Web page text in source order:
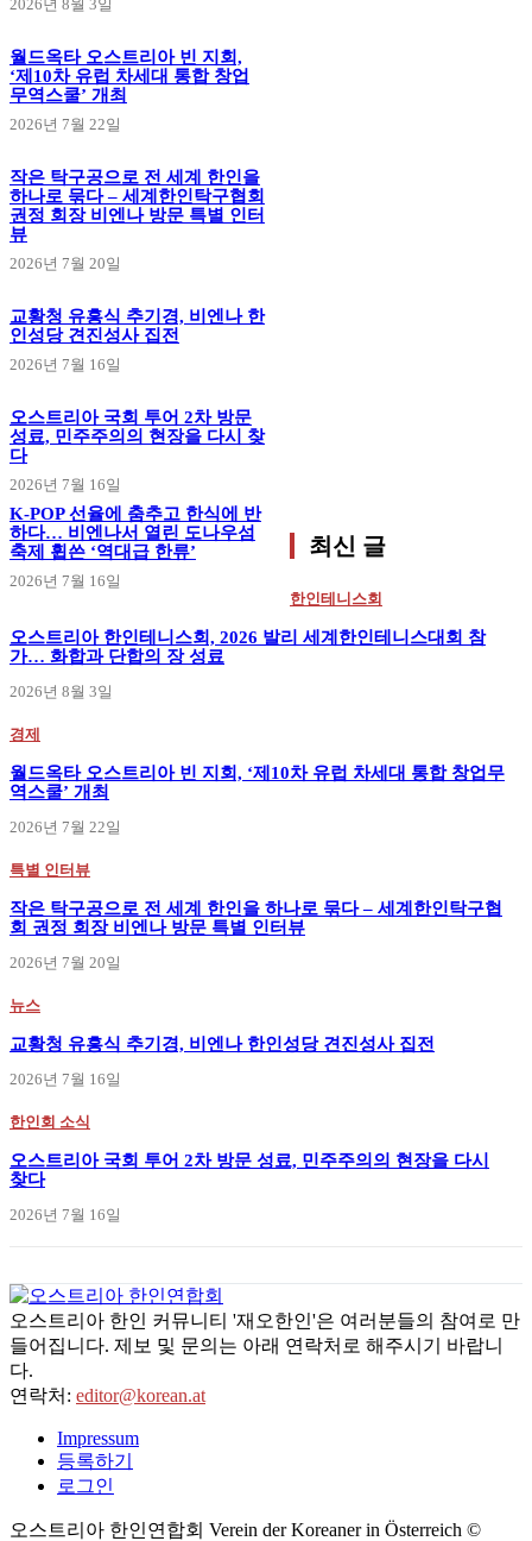
2026년 8월 3일
월드옥타 오스트리아 빈 지회,
‘제10차 유럽 차세대 통합 창업
무역스쿨’ 개최
2026년 7월 22일
작은 탁구공으로 전 세계 한인을
하나로 묶다 – 세계한인탁구협회
권정 회장 비엔나 방문 특별 인터
뷰
2026년 7월 20일
교황청 유흥식 추기경, 비엔나 한
인성당 견진성사 집전
2026년 7월 16일
오스트리아 국회 투어 2차 방문
성료, 민주주의의 현장을 다시 찾
다
2026년 7월 16일
K-POP 선율에 춤추고 한식에 반
하다… 비엔나서 열린 도나우섬
축제 휩쓴 ‘역대급 한류’
2026년 7월 16일
최신 글
한인테니스회
오스트리아 한인테니스회, 2026 발리 세계한인테니스대회 참
가… 화합과 단합의 장 성료
2026년 8월 3일
경제
월드옥타 오스트리아 빈 지회, ‘제10차 유럽 차세대 통합 창업무
역스쿨’ 개최
2026년 7월 22일
특별 인터뷰
작은 탁구공으로 전 세계 한인을 하나로 묶다 – 세계한인탁구협
회 권정 회장 비엔나 방문 특별 인터뷰
2026년 7월 20일
뉴스
교황청 유흥식 추기경, 비엔나 한인성당 견진성사 집전
2026년 7월 16일
한인회 소식
오스트리아 국회 투어 2차 방문 성료, 민주주의의 현장을 다시
찾다
2026년 7월 16일
오스트리아 한인 커뮤니티 '재오한인'은 여러분들의 참여로 만
들어집니다. 제보 및 문의는 아래 연락처로 해주시기 바랍니
다.
연락처: editor@korean.at
Impressum
등록하기
로그인
오스트리아 한인연합회 Verein der Koreaner in Österreich ©